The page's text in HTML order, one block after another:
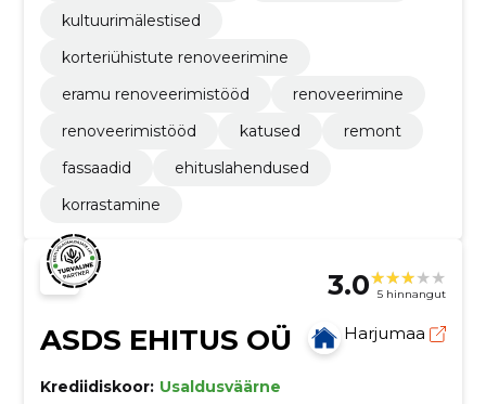
kultuurimälestised
korteriühistute renoveerimine
eramu renoveerimistööd
renoveerimine
renoveerimistööd
katused
remont
fassaadid
ehituslahendused
korrastamine
3.0 5 hinnangut
ASDS EHITUS OÜ Harjumaa
Krediidiskoor: Usaldusväärne